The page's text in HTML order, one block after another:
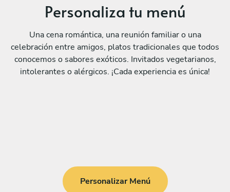
Personaliza tu menú
Una cena romántica, una reunión familiar o una
celebración entre amigos, platos tradicionales que todos
conocemos o sabores exóticos. Invitados vegetarianos,
intolerantes o alérgicos. ¡Cada experiencia es única!
Personalizar Menú